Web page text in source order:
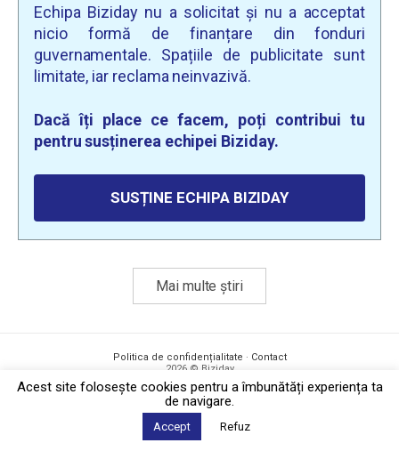
Echipa Biziday nu a solicitat și nu a acceptat
nicio formă de finanțare din fonduri
guvernamentale. Spațiile de publicitate sunt
limitate, iar reclama neinvazivă.
Dacă îți place ce facem, poți contribui tu
pentru susținerea echipei Biziday.
SUSȚINE ECHIPA BIZIDAY
Mai multe știri
Politica de confidențialitate · Contact
2026 © Biziday
Acest site foloseşte cookies pentru a îmbunătăți experiența ta
de navigare.
Accept Refuz